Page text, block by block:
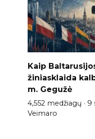
Kaip
žiniasklaida
m. Gegužė
4,552 medžiagų ·
Veimaro